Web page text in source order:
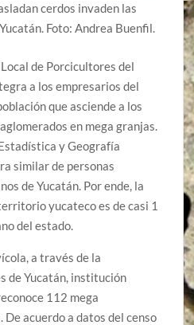
cerdos invaden las
Foto: Andrea Buenfil.
de Porcicultores del
a los empresarios del
que asciende a los
en mega granjas.
y Geografía
similar de personas
de Yucatán. Por ende, la
yucateco es de casi 1
del estado.
a través de la
de Yucatán, institución
112 mega
acuerdo a datos del censo